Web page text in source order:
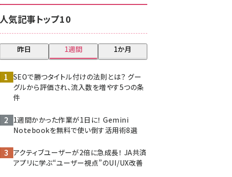
人気記事トップ10
昨日 1週間 1か月
SEOで勝つタイトル付けの法則とは？ グー
グルから評価され、流入数を増やす5つの条
件
1週間かかった作業が1日に！ Gemini
Notebookを無料で使い倒す活用術8選
アクティブユーザーが2倍に急成長！ JA共済
アプリに学ぶ“ユーザー視点”のUI/UX改善